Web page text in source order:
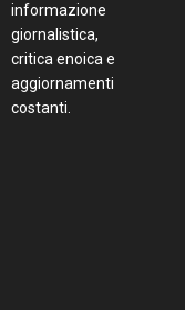
informazione
giornalistica,
critica enoica e
aggiornamenti
costanti.